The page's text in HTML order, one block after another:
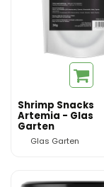
Shrimp Snacks
Artemia - Glas
Garten
Glas Garten